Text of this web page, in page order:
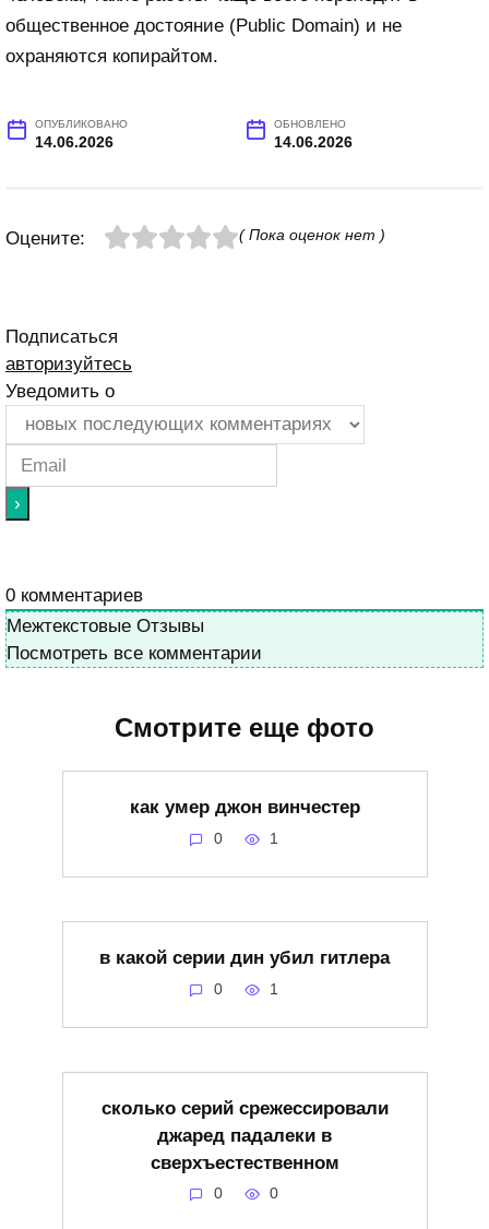
общественное достояние (Public Domain) и не
охраняются копирайтом.
ОПУБЛИКОВАНО
14.06.2026
ОБНОВЛЕНО
14.06.2026
Оцените: ( Пока оценок нет )
Подписаться
авторизуйтесь
Уведомить о
0 комментариев
Межтекстовые Отзывы
Посмотреть все комментарии
Смотрите еще фото
как умер джон винчестер
0 1
в какой серии дин убил гитлера
0 1
сколько серий срежессировали
джаред падалеки в
сверхъестественном
0 0